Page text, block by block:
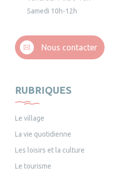
Samedi 10h-12h
Nous contacter
RUBRIQUES
Le village
La vie quotidienne
Les loisirs et la culture
Le tourisme